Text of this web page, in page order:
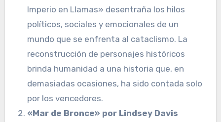
Imperio en Llamas» desentraña los hilos
políticos, sociales y emocionales de un
mundo que se enfrenta al cataclismo. La
reconstrucción de personajes históricos
brinda humanidad a una historia que, en
demasiadas ocasiones, ha sido contada solo
por los vencedores.
«Mar de Bronce» por Lindsey Davis